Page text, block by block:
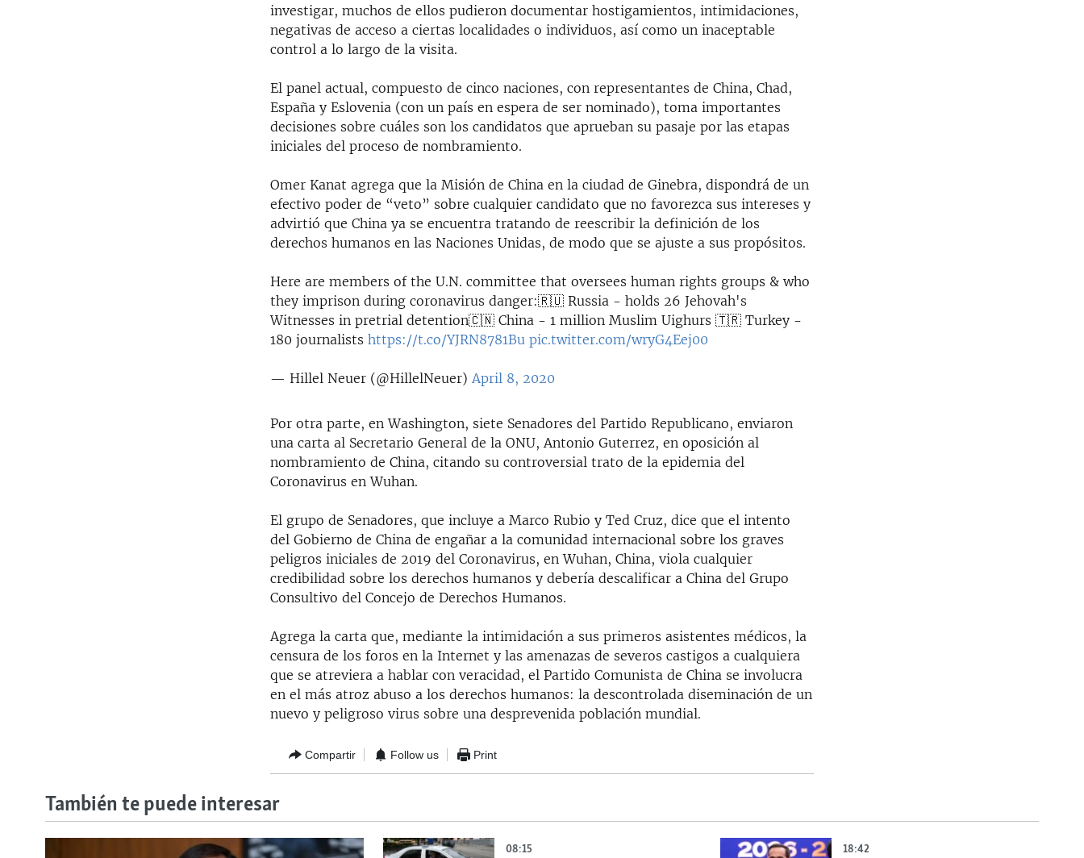
investigar, muchos de ellos pudieron documentar hostigamientos, intimidaciones,
negativas de acceso a ciertas localidades o individuos, así como un inaceptable
control a lo largo de la visita.
El panel actual, compuesto de cinco naciones, con representantes de China, Chad,
España y Eslovenia (con un país en espera de ser nominado), toma importantes
decisiones sobre cuáles son los candidatos que aprueban su pasaje por las etapas
iniciales del proceso de nombramiento.
Omer Kanat agrega que la Misión de China en la ciudad de Ginebra, dispondrá de un
efectivo poder de “veto” sobre cualquier candidato que no favorezca sus intereses y
advirtió que China ya se encuentra tratando de reescribir la definición de los
derechos humanos en las Naciones Unidas, de modo que se ajuste a sus propósitos.
Here are members of the U.N. committee that oversees human rights groups & who
they imprison during coronavirus danger:🇷🇺 Russia - holds 26 Jehovah's
Witnesses in pretrial detention🇨🇳 China - 1 million Muslim Uighurs 🇹🇷 Turkey -
180 journalistshttps://t.co/YJRN8781Bu pic.twitter.com/wryG4Eej00
— Hillel Neuer (@HillelNeuer)April 8, 2020
Por otra parte, en Washington, siete Senadores del Partido Republicano, enviaron
una carta al Secretario General de la ONU, Antonio Guterrez, en oposición al
nombramiento de China, citando su controversial trato de la epidemia del
Coronavirus en Wuhan.
El grupo de Senadores, que incluye a Marco Rubio y Ted Cruz, dice que el intento
del Gobierno de China de engañar a la comunidad internacional sobre los graves
peligros iniciales de 2019 del Coronavirus, en Wuhan, China, viola cualquier
credibilidad sobre los derechos humanos y debería descalificar a China del Grupo
Consultivo del Concejo de Derechos Humanos.
Agrega la carta que, mediante la intimidación a sus primeros asistentes médicos, la
censura de los foros en la Internet y las amenazas de severos castigos a cualquiera
que se atreviera a hablar con veracidad, el Partido Comunista de China se involucra
en el más atroz abuso a los derechos humanos: la descontrolada diseminación de un
nuevo y peligroso virus sobre una desprevenida población mundial.
Compartir Follow us Print
También te puede interesar
08:15 18:42